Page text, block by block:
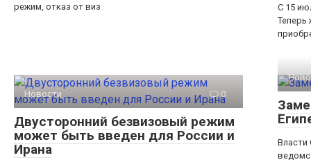
режим, отказ от виз
С 15
Теперь
Новости 0
Двусторонний безвизовый режим
может быть введен для России и
Ирана
Власти